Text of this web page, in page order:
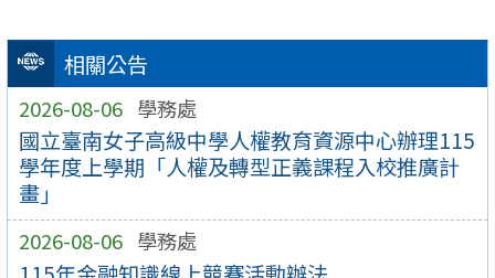
相關公告
2026-08-06 學務處
國立臺南女子高級中學人權教育資源中心辦理115
學年度上學期「人權及轉型正義課程入校推廣計
畫」
2026-08-06 學務處